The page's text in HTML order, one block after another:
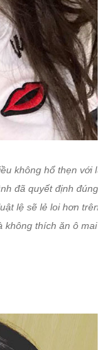
không hổ thẹn với
đã quyết định đúng.
lệ sẽ lẻ loi hơn trên
không thích ăn ô mai